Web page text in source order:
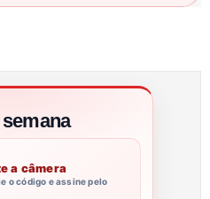
a câmera
o código e assine pelo